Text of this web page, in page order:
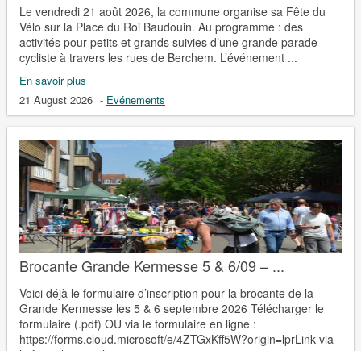
Le vendredi 21 août 2026, la commune organise sa Fête du
Vélo sur la Place du Roi Baudouin. Au programme : des
activités pour petits et grands suivies d’une grande parade
cycliste à travers les rues de Berchem. L’événement ...
En savoir plus
21 August 2026 - Evénements
Brocante Grande Kermesse 5 & 6/09 – ...
Voici déjà le formulaire d’inscription pour la brocante de la
Grande Kermesse les 5 & 6 septembre 2026 Télécharger le
formulaire (.pdf) OU via le formulaire en ligne :
https://forms.cloud.microsoft/e/4ZTGxKff5W?origin=lprLink via